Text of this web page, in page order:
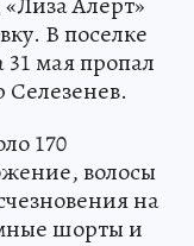
В поселке
мая пропал
Селезенев.
170
волосы
на
шорты и